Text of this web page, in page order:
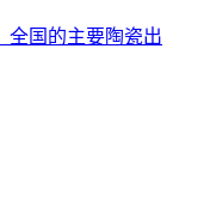
全国的主要陶瓷出